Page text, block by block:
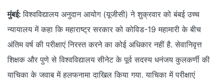
मुंबई: विश्वविद्यालय अनुदान आयोग (यूजीसी) ने शुक्रवार को बंबई उच्च
न्यायालय में कहा कि महाराष्ट्र सरकार को कोविड-19 महामारी के बीच
अंतिम वर्ष की परीक्षाएं निरस्त करने का कोई अधिकार नहीं है. सेवानिवृत्त
शिक्षक और पुणे से विश्वविद्यालय सीनेट के पूर्व सदस्य धनंजय कुलकर्णी की
याचिका के जवाब में हलफनामा दाखिल किया गया. याचिका में परीक्षाएं